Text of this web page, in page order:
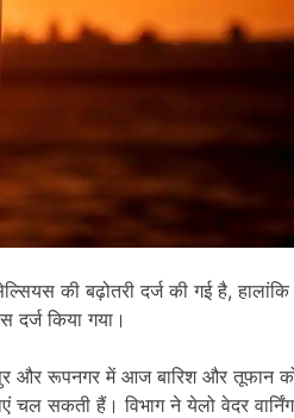
की बढ़ोतरी दर्ज की गई है, हालांकि
किया गया।
और रूपनगर में आज बारिश और तूफान
चल सकती हैं। विभाग ने येलो वेदर वार्निंग